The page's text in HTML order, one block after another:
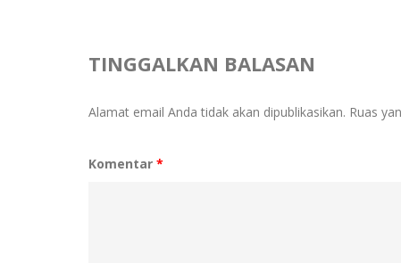
TINGGALKAN BALASAN
Alamat email Anda tidak akan dipublikasikan. Ruas
Komentar *